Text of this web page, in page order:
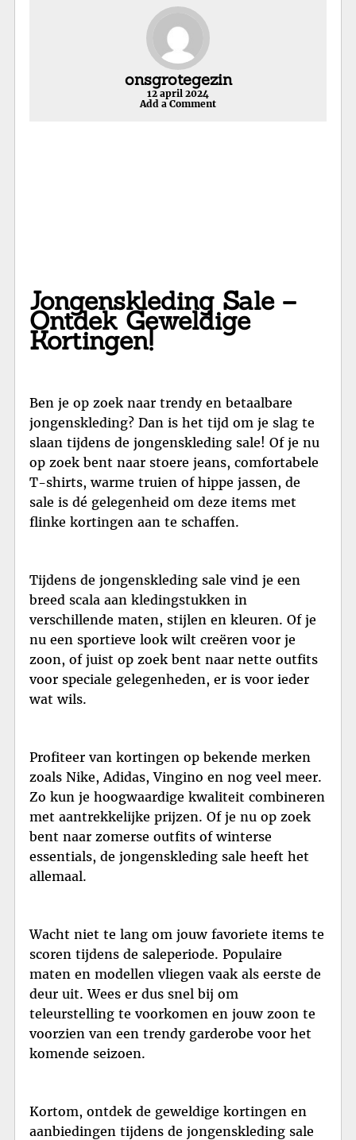
onsgrotegezin
12 april 2024
Add a Comment
Jongenskleding Sale –
Ontdek Geweldige
Kortingen!
Ben je op zoek naar trendy en betaalbare
jongenskleding? Dan is het tijd om je slag te
slaan tijdens de jongenskleding sale! Of je nu
op zoek bent naar stoere jeans, comfortabele
T-shirts, warme truien of hippe jassen, de
sale is dé gelegenheid om deze items met
flinke kortingen aan te schaffen.
Tijdens de jongenskleding sale vind je een
breed scala aan kledingstukken in
verschillende maten, stijlen en kleuren. Of je
nu een sportieve look wilt creëren voor je
zoon, of juist op zoek bent naar nette outfits
voor speciale gelegenheden, er is voor ieder
wat wils.
Profiteer van kortingen op bekende merken
zoals Nike, Adidas, Vingino en nog veel meer.
Zo kun je hoogwaardige kwaliteit combineren
met aantrekkelijke prijzen. Of je nu op zoek
bent naar zomerse outfits of winterse
essentials, de jongenskleding sale heeft het
allemaal.
Wacht niet te lang om jouw favoriete items te
scoren tijdens de saleperiode. Populaire
maten en modellen vliegen vaak als eerste de
deur uit. Wees er dus snel bij om
teleurstelling te voorkomen en jouw zoon te
voorzien van een trendy garderobe voor het
komende seizoen.
Kortom, ontdek de geweldige kortingen en
aanbiedingen tijdens de jongenskleding sale